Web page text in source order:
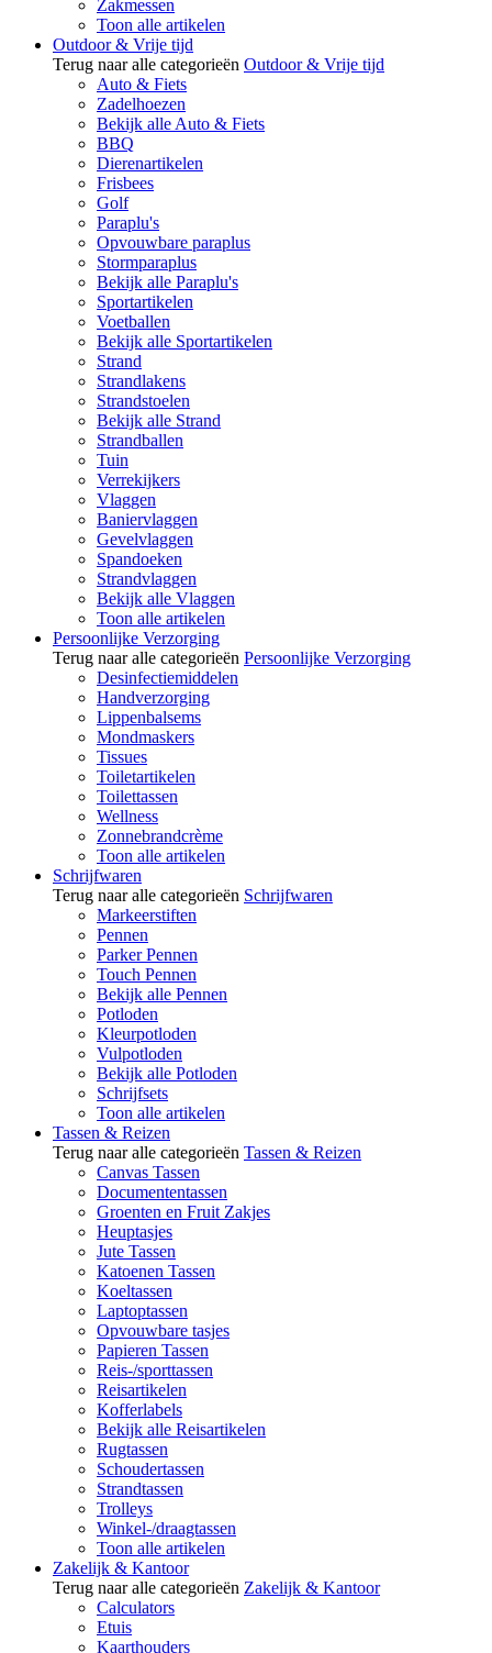
Zakmessen
Toon alle artikelen
Outdoor & Vrije tijd
Terug naar alle categorieën Outdoor & Vrije tijd
Auto & Fiets
Zadelhoezen
Bekijk alle Auto & Fiets
BBQ
Dierenartikelen
Frisbees
Golf
Paraplu's
Opvouwbare paraplus
Stormparaplus
Bekijk alle Paraplu's
Sportartikelen
Voetballen
Bekijk alle Sportartikelen
Strand
Strandlakens
Strandstoelen
Bekijk alle Strand
Strandballen
Tuin
Verrekijkers
Vlaggen
Baniervlaggen
Gevelvlaggen
Spandoeken
Strandvlaggen
Bekijk alle Vlaggen
Toon alle artikelen
Persoonlijke Verzorging
Terug naar alle categorieën Persoonlijke Verzorging
Desinfectiemiddelen
Handverzorging
Lippenbalsems
Mondmaskers
Tissues
Toiletartikelen
Toilettassen
Wellness
Zonnebrandcrème
Toon alle artikelen
Schrijfwaren
Terug naar alle categorieën Schrijfwaren
Markeerstiften
Pennen
Parker Pennen
Touch Pennen
Bekijk alle Pennen
Potloden
Kleurpotloden
Vulpotloden
Bekijk alle Potloden
Schrijfsets
Toon alle artikelen
Tassen & Reizen
Terug naar alle categorieën Tassen & Reizen
Canvas Tassen
Documententassen
Groenten en Fruit Zakjes
Heuptasjes
Jute Tassen
Katoenen Tassen
Koeltassen
Laptoptassen
Opvouwbare tasjes
Papieren Tassen
Reis-/sporttassen
Reisartikelen
Kofferlabels
Bekijk alle Reisartikelen
Rugtassen
Schoudertassen
Strandtassen
Trolleys
Winkel-/draagtassen
Toon alle artikelen
Zakelijk & Kantoor
Terug naar alle categorieën Zakelijk & Kantoor
Calculators
Etuis
Kaarthouders